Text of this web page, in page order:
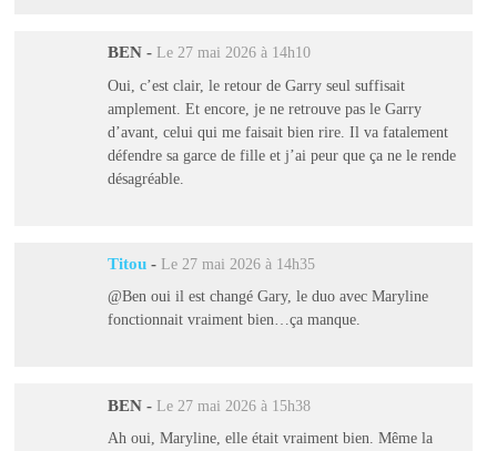
BEN - Le 27 mai 2026 à 14h10
Oui, c’est clair, le retour de Garry seul suffisait
amplement. Et encore, je ne retrouve pas le Garry
d’avant, celui qui me faisait bien rire. Il va fatalement
défendre sa garce de fille et j’ai peur que ça ne le rende
désagréable.
Titou - Le 27 mai 2026 à 14h35
@Ben oui il est changé Gary, le duo avec Maryline
fonctionnait vraiment bien…ça manque.
BEN - Le 27 mai 2026 à 15h38
Ah oui, Maryline, elle était vraiment bien. Même la